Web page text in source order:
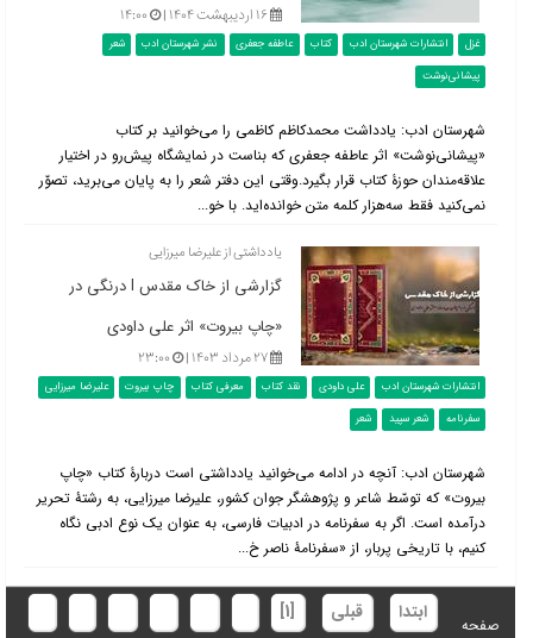
۱۶ اردیبهشت ۱۴۰۴ | ۱۴:۰۰
غزل انتشارات شهرستان ادب کتاب عاطفه جعفری نشر شهرستان ادب
شعر
پیشانی‌نوشت
شهرستان ادب: یادداشت محمدکاظم کاظمی را می‌خوانید بر کتاب
«پیشانی‌نوشت» اثر عاطفه جعفری که بناست در نمایشگاه پیش‌رو در اختیار
علاقه‌مندان حوزۀ کتاب قرار بگیرد.وقتی این دفتر شعر را به پایان می‌برید، تصوّر
نمی‌کنید فقط سه‌هزار کلمه متن خوانده‌اید. با خو...
یادداشتی از علیرضا میرزایی
گزارشی از خاک مقدس l درنگی در
«چاپ بیروت» اثر علی داودی
۲۷ مرداد ۱۴۰۳ | ۲۳:۰۰
انتشارات شهرستان ادب علی داودی نقد کتاب معرفی کتاب چاپ بیروت
علیرضا میرزایی
سفرنامه
شعر سپید شعر
شهرستان ادب: آنچه در ادامه می‌خوانید یادداشتی است دربارۀ کتاب «چاپ
بیروت» که توسّط شاعر و پژوهشگر جوان کشور، علیرضا میرزایی، به رشتۀ تحریر
درآمده است. اگر به سفرنامه در ادبیات فارسی، به عنوان یک نوع ادبی نگاه
کنیم، با تاریخی پربار، از «سفرنامۀ ناصر خ...
صفحه
ابتدا قبلی [1]